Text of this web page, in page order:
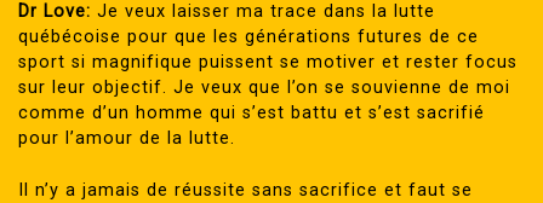
Dr Love: Je veux laisser ma trace dans la lutte
québécoise pour que les générations futures de ce
sport si magnifique puissent se motiver et rester focus
sur leur objectif. Je veux que l’on se souvienne de moi
comme d’un homme qui s’est battu et s’est sacrifié
pour l’amour de la lutte.
Il n’y a jamais de réussite sans sacrifice et faut se